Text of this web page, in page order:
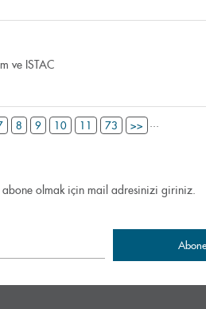
ve ISTAC
8 9 10 11 ...
73 >>
abone olmak için mail adresinizi giriniz.